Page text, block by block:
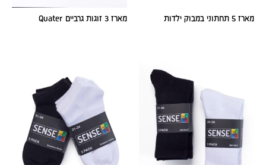
מארז 5 תחתוני במבוק ילדות מארז 3 זוגות גרביים Quater